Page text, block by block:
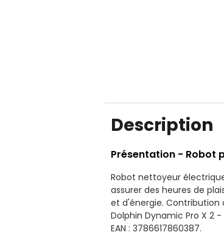
Description
Présentation - Robot
Robot nettoyeur
assurer des heures de
et d'énergie. Contribution
Dolphin Dynamic Pro X 2
EAN : 3786617860387.